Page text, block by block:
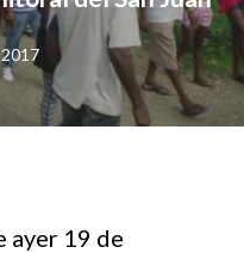
ayer 19 de